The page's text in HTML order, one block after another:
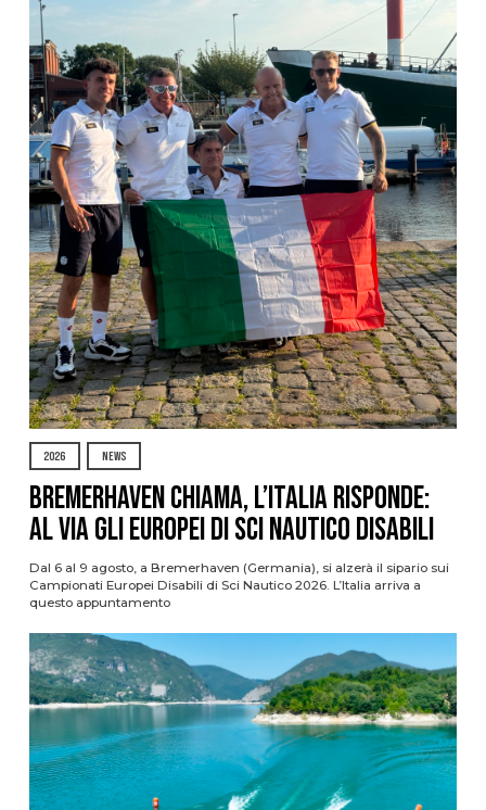
2026 NEWS
Bremerhaven chiama, l’Italia risponde:
al via gli Europei di Sci Nautico Disabili
Dal 6 al 9 agosto, a Bremerhaven (Germania), si alzerà il sipario sui
Campionati Europei Disabili di Sci Nautico 2026. L’Italia arriva a
questo appuntamento